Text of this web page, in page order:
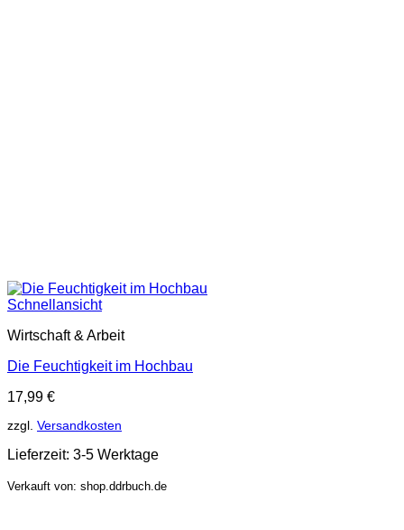
Schnellansicht
Wirtschaft & Arbeit
Die Feuchtigkeit im Hochbau
17,99 €
zzgl. Versandkosten
Lieferzeit: 3-5 Werktage
Verkauft von: shop.ddrbuch.de